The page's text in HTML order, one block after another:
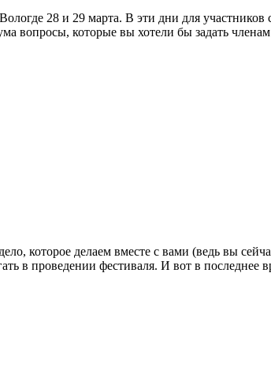
28 и 29 марта. В эти дни для участников
вопросы, которые вы хотели бы задать
которое делаем вместе с вами (ведь вы
проведении фестиваля. И вот в последнее